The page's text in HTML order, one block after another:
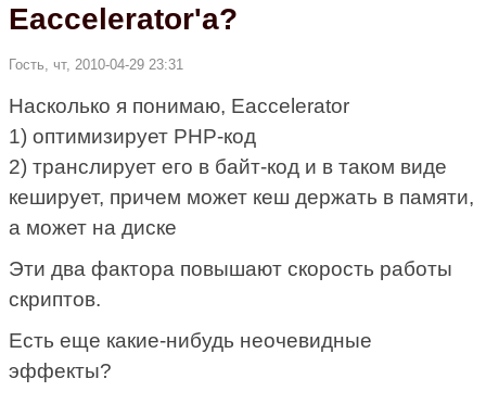
Eaccelerator'а?
Гость, чт, 2010-04-29 23:31
Насколько я понимаю, Eaccelerator
1) оптимизирует PHP-код
2) транслирует его в байт-код и в таком виде
кеширует, причем может кеш держать в памяти,
а может на диске
Эти два фактора повышают скорость работы
скриптов.
Есть еще какие-нибудь неочевидные
эффекты?